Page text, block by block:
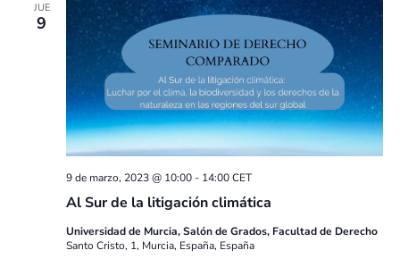
JUE
9
Al Sur de la litigación climática
9 de marzo, 2023 @ 10:00- 14:00 CET
Universidad de Murcia, Salón de Grados, Facultad de Derecho
Santo Cristo, 1, Murcia, España, España